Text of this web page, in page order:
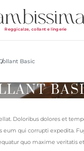
Reggicalze, collant e lingerie
Basic
Doloribus dolores et
eum qui corrupti expedita.
quo maxime veritatis